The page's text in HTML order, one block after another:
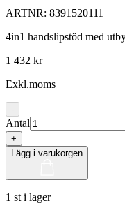
ARTNR: 8391520111
4in1 handslipstöd med
1 432 kr
Exkl.moms
-
Antal
+
Lägg i varukorgen
1 st i lager